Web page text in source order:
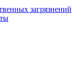
загрязнений